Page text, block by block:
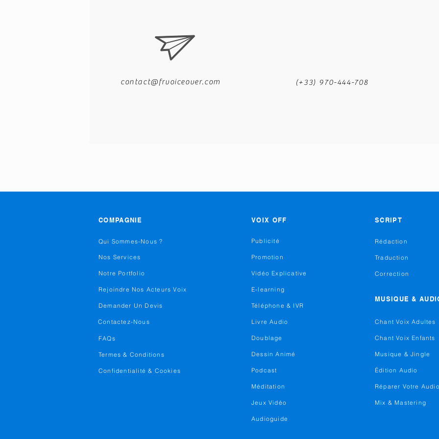
contact@frvoiceover.com (+33) 970-444-708
COMPAGNIE
Qui Sommes-Nous ?
Nos Services
Notre Portfolio
Rejoindre Nos Acteurs Voix
Demander Un Devis
Contactez-Nous
FAQs
Termes & Conditions
Confidentialité & Cookies
VOIX OFF
Publicité
Promotion
Vidéo Explicative
E-learning
Téléphone & IVR
Livre Audio
Doublage
Dessin Animé
Podcast
Méditation
Jeux Vidéo
SCRIPT
Rédaction
Traduction
Correction
MUSIQUE &
Chant Voix Adultes
Chant Voix Enfants
Musique & Jingle
Édition Audio
Réparer Votre Audio
Mix & Mastering
Audioguide